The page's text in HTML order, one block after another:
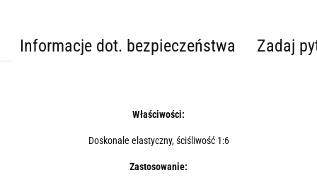
Informacje dot. bezpieczeństwa Zadaj
Właściwości:
Doskonale elastyczny, ściśliwość 1:6
Zastosowanie: